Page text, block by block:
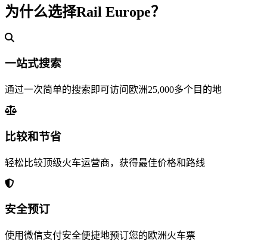
为什么选择Rail Europe？
一站式搜索
通过一次简单的搜索即可访问欧洲25,000多个目的地
比较和节省
轻松比较顶级火车运营商，获得最佳价格和路线
安全预订
使用微信支付安全便捷地预订您的欧洲火车票